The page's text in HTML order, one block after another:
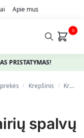
Apie mus
0
PRISTATYMAS!
/ Krepšinis / Krepšinio stovai
spalvų